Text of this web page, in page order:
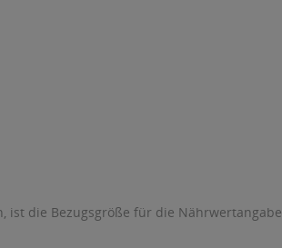
ist die Bezugsgröße für die